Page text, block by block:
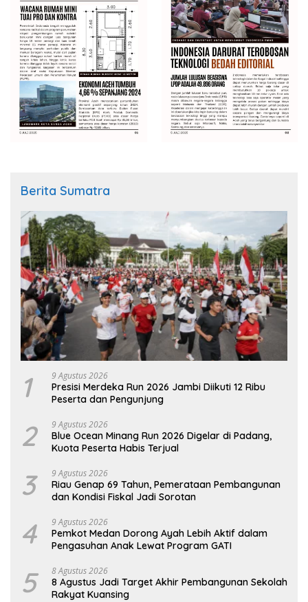
Berita Sumatra
1 9 Agustus 2026
Presisi Merdeka Run 2026 Jambi Diikuti 12 Ribu
Peserta dan Pengunjung
2 9 Agustus 2026
Blue Ocean Minang Run 2026 Digelar di Padang,
Kuota Peserta Habis Terjual
3 9 Agustus 2026
Riau Genap 69 Tahun, Pemerataan Pembangunan
dan Kondisi Fiskal Jadi Sorotan
4 9 Agustus 2026
Pemkot Medan Dorong Ayah Lebih Aktif dalam
Pengasuhan Anak Lewat Program GATI
5 8 Agustus 2026
8 Agustus Jadi Target Akhir Pembangunan Sekolah
Rakyat Kuansing